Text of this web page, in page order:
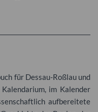
für Dessau-Roßlau und
Kalendarium, im Kalender
aufbereitete